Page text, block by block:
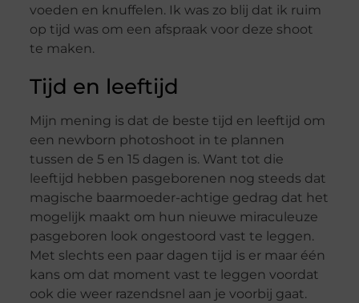
voeden en knuffelen. Ik was zo blij dat ik ruim
op tijd was om een afspraak voor deze shoot
te maken.
Tijd en leeftijd
Mijn mening is dat de beste tijd en leeftijd om
een newborn photoshoot in te plannen
tussen de 5 en 15 dagen is. Want tot die
leeftijd hebben pasgeborenen nog steeds dat
magische baarmoeder-achtige gedrag dat het
mogelijk maakt om hun nieuwe miraculeuze
pasgeboren look ongestoord vast te leggen.
Met slechts een paar dagen tijd is er maar één
kans om dat moment vast te leggen voordat
ook die weer razendsnel aan je voorbij gaat.